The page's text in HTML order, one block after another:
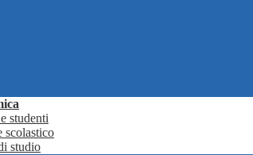
studenti
scolastico
studio